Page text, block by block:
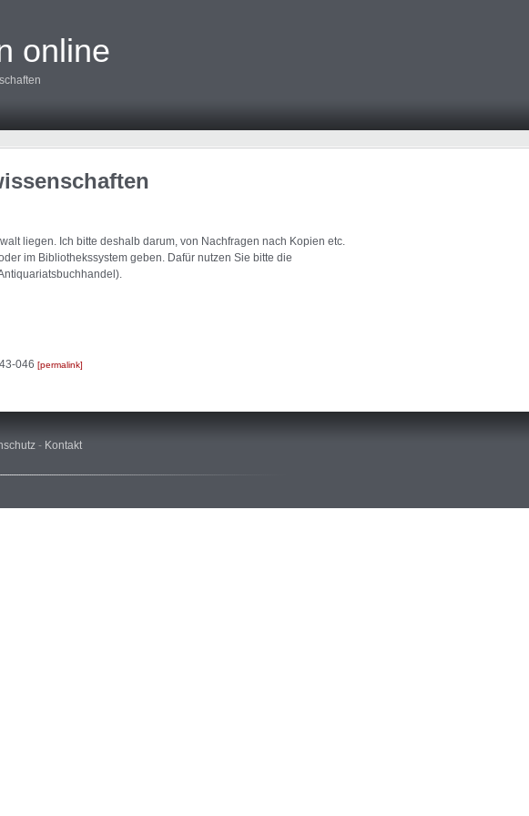
online
liegen. Ich bitte deshalb darum, von Nachfragen nach Kopien etc.
im Bibliothekssystem geben. Dafür nutzen Sie bitte die
046 permalink
- Kontakt